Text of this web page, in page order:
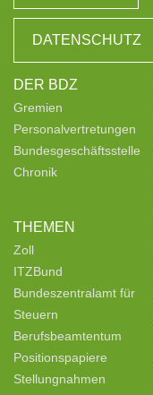
DATENSCHUTZ
DER BDZ
Gremien
Personalvertretungen
Bundesgeschäftsstelle
Chronik
THEMEN
Zoll
ITZBund
Bundeszentralamt für
Steuern
Berufsbeamtentum
Positionspapiere
Stellungnahmen